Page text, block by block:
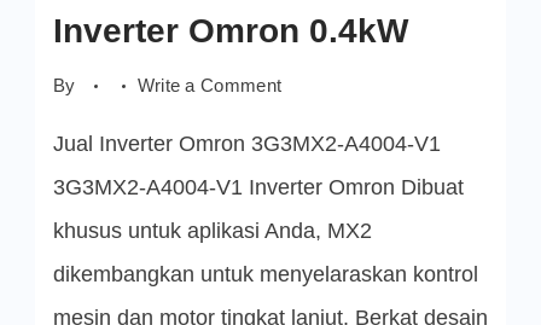
Inverter Omron 0.4kW
By Write a Commenton
V1
Omron
0.4kW
Jual Inverter Omron 3G3MX2-A4004-V1
3G3MX2-A4004-V1 Inverter Omron Dibuat
khusus untuk aplikasi Anda, MX2
dikembangkan untuk menyelaraskan kontrol
mesin dan motor tingkat lanjut. Berkat desain